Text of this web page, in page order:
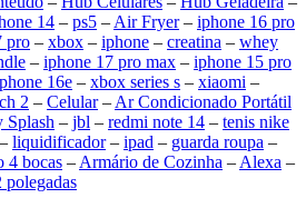
14 – ps5 – Air Fryer– iphone 16 pro
pro – xbox – iphone – creatina – whey
– iphone 17 pro max – iphone 15 pro
16e – xbox series s – xiaomi –
2 – Celular– Ar Condicionado Portátil
Splash – jbl – redmi note 14 – tenis nike
– liquidificador– ipad – guarda roupa –
4 bocas – Armário de Cozinha – Alexa –